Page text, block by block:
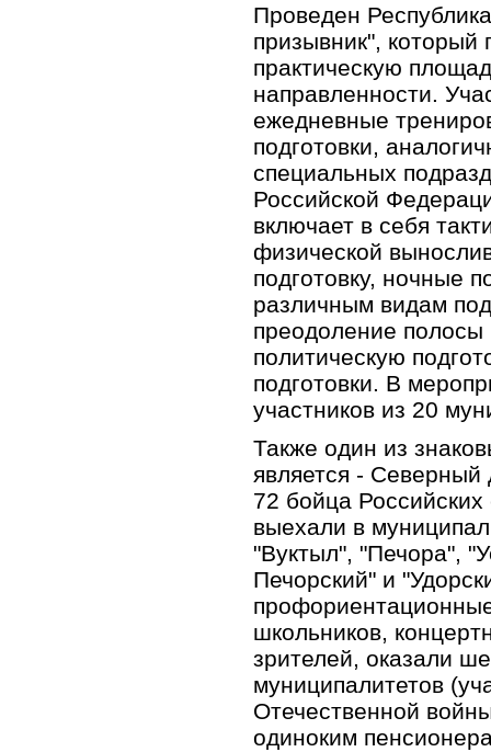
Проведен
призывник", который
практическую
направленности.
ежедневные
подготовки,
специальных
Российской
включает в себя
физической
подготовку, ночные
различным видам
преодоление полосы
политическую
подготовки. В
участников из 20
Также один из
является - Северный
72 бойца Российских
выехали в
"Вуктыл", "Печора",
Печорский" и
школьников,
зрителей, оказали
муниципалитетов
Отечественной
одиноким